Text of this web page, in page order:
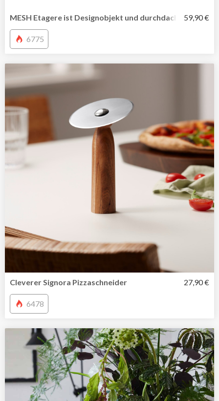
MESH Etagere ist Designobjekt und durchdachter59,90 €
6775
Cleverer Signora Pizzaschneider 27,90 €
6478